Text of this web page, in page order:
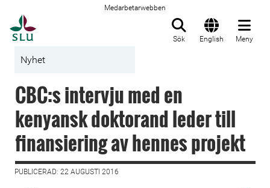
Medarbetarwebben
Sök English Meny
Nyhet
CBC:s intervju med en
kenyansk doktorand leder till
finansiering av hennes projekt
PUBLICERAD: 22 AUGUSTI 2016